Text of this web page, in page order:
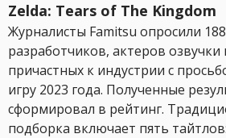
Zelda: Tears of The Kingdom
Журналисты Famitsu опросили
разработчиков, актеров озвучки
причастных к индустрии с
игру 2023 года. Полученные
сформировал в рейтинг.
подборка включает пять